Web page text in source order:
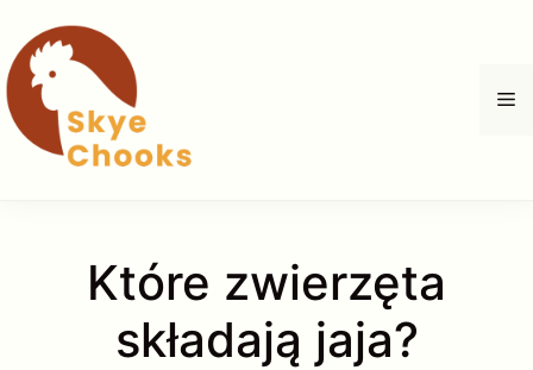
do
treści
Które zwierzęta
składają jaja?